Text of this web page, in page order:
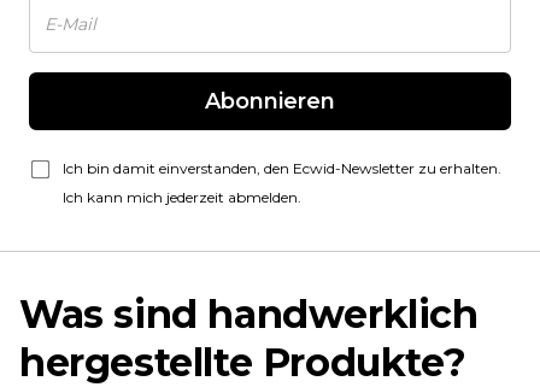
Abonnieren
Ich bin damit einverstanden, den Ecwid-Newsletter zu erhalten.
Ich kann mich jederzeit abmelden.
Was sind handwerklich
hergestellte Produkte?